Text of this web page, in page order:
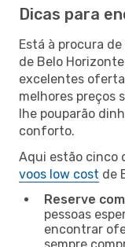
Dicas para
Está à procura
de Belo
excelentes
melhores preços
lhe pouparão
conforto.
Aqui estão cinco
voos low cost de
Reserve
pessoas
encontrar